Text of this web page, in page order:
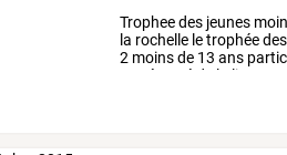
Tropheedes jeunes
la rochelle letrophéedes
2 moinsde 13 ans
représenté de la ligue.